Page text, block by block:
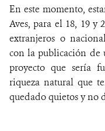
En este momento,
Aves, para el 18, 19 y
extranjeros o
con la publicación de
proyecto que sería
riqueza natural que
quedado quietos y no